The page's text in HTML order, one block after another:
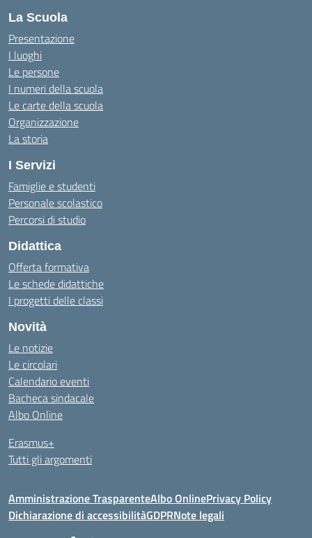
La Scuola
Presentazione
I luoghi
Le persone
I numeri della scuola
Le carte della scuola
Organizzazione
La storia
I Servizi
Famiglie e studenti
Personale scolastico
Percorsi di studio
Didattica
Offerta formativa
Le schede didattiche
I progetti delle classi
Novità
Le notizie
Le circolari
Calendario eventi
Bacheca sindacale
Albo Online
Erasmus+
Tutti gli argomenti
Amministrazione TrasparenteAlbo OnlinePrivacy Policy
Dichiarazione di accessibilitàGDPRNote legali